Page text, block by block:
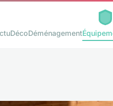
DécoDéménagement